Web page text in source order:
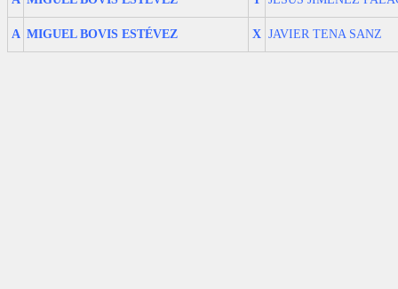
A MIGUEL BOVIS ESTÉVEZ X JAVIER TENA SANZ